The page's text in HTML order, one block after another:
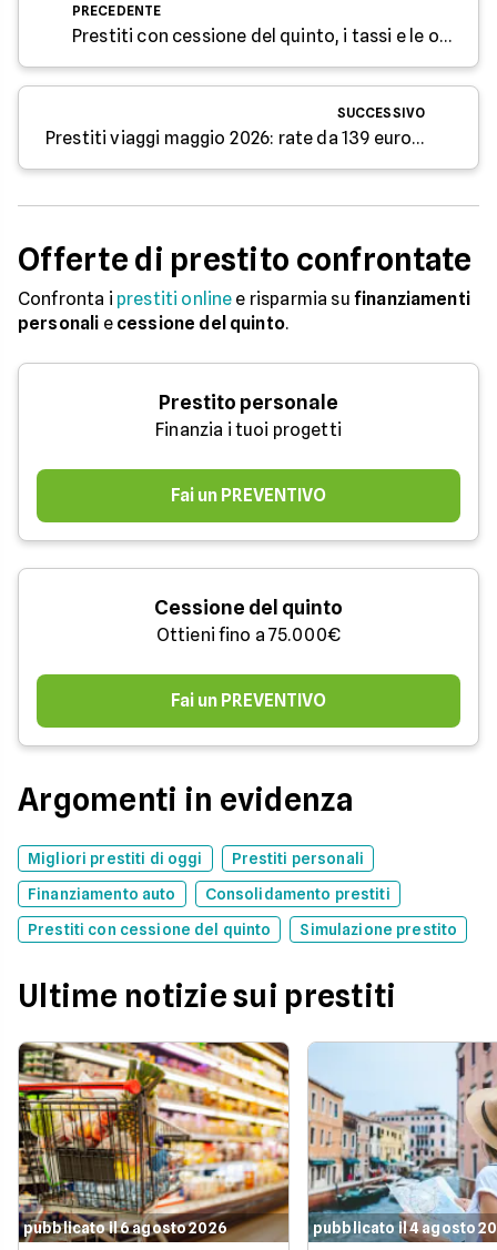
PRECEDENTE
Prestiti con cessione del quinto, i tassi e le offerte aggiornate a maggio 2026
SUCCESSIVO
Prestiti viaggi maggio 2026: rate da 139 euro e Taeg sotto il 10%
Offerte di prestito confrontate
Confronta i prestiti online e risparmia su finanziamenti
personali e cessione del quinto.
Prestito personale
Finanzia i tuoi progetti
Fai un PREVENTIVO
Cessione del quinto
Ottieni fino a 75.000€
Fai un PREVENTIVO
Argomenti in evidenza
Migliori prestiti di oggi
Prestiti personali
Finanziamento auto
Consolidamento prestiti
Prestiti con cessione del quinto
Simulazione prestito
Ultime notizie sui prestiti
pubblicato il 6 agosto 2026 pubblicato il 4 agosto